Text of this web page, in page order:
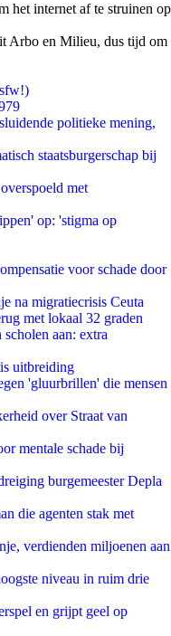
het internet af te struinen op
Arbo en Milieu, dus tijd om
politieke mening,
staatsburgerschap bij
met
op: 'stigma op
voor schade door
na migratiecrisis Ceuta
met lokaal 32 graden
aan: extra
uitbreiding
'gluurbrillen' die mensen
over Straat van
mentale schade bij
burgemeester Depla
die agenten stak met
verdienden miljoenen aan
niveau in ruim drie
en grijpt geel op